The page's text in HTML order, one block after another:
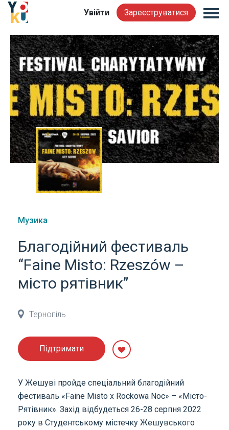
Увійти Зареєструватися
Музика
Благодійний фестиваль
“Faine Misto: Rzeszów –
місто рятівник”
Тернопіль
Підтримати
У Жешуві пройде спеціальний благодійний
фестиваль «Faine Misto x Rockowa Noc» – «Місто-
Рятівник». Захід відбудеться 26-28 серпня 2022
року в Студентському містечку Жешувського